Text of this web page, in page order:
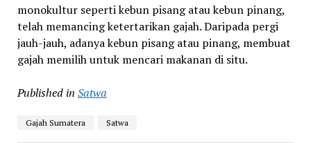
monokultur seperti kebun pisang atau kebun pinang,
telah memancing ketertarikan gajah. Daripada pergi
jauh-jauh, adanya kebun pisang atau pinang, membuat
gajah memilih untuk mencari makanan di situ.
Published in Satwa
Gajah Sumatera Satwa